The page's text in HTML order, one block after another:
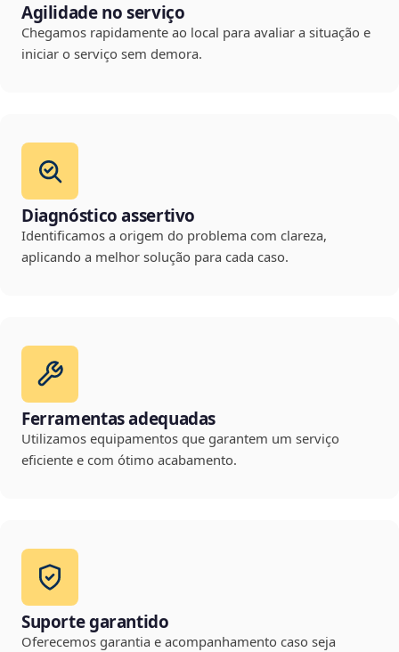
Agilidade no serviço
Chegamos rapidamente ao local para avaliar a situação e
iniciar o serviço sem demora.
Diagnóstico assertivo
Identificamos a origem do problema com clareza,
aplicando a melhor solução para cada caso.
Ferramentas adequadas
Utilizamos equipamentos que garantem um serviço
eficiente e com ótimo acabamento.
Suporte garantido
Oferecemos garantia e acompanhamento caso seja